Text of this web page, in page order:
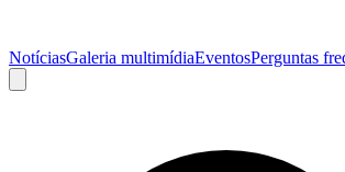
NotíciasGaleria multimídiaEventosPerguntas